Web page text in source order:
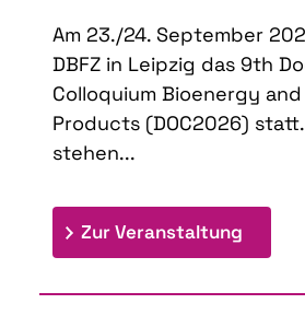
Am 23./24. September
DBFZ in Leipzig das 9th
Colloquium Bioenergy
Products (DOC2026)
stehen...
Zur Veranstaltung